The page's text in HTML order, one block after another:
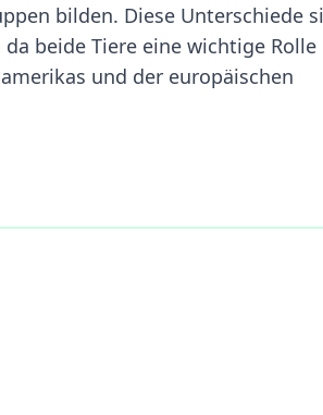
bilden. Diese Unterschiede
beide Tiere eine wichtige Rolle
und der europäischen